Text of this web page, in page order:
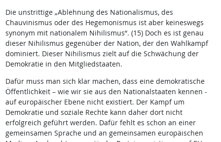
Die unstrittige „Ablehnung des Nationalismus, des
Chauvinismus oder des Hegemonismus ist aber keineswegs
synonym mit nationalem Nihilismus“. (15) Doch es ist genau
dieser Nihilismus gegenüber der Nation, der den Wahlkampf
dominiert. Dieser Nihilismus zielt auf die Schwächung der
Demokratie in den Mitgliedstaaten.
Dafür muss man sich klar machen, dass eine demokratische
Öffentlichkeit – wie wir sie aus den Nationalstaaten kennen -
auf europäischer Ebene nicht existiert. Der Kampf um
Demokratie und soziale Rechte kann daher dort nicht
erfolgreich geführt werden. Dafür fehlt es schon an einer
gemeinsamen Sprache und an gemeinsamen europäischen